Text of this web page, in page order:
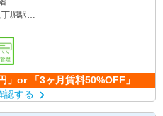
丁堀駅
」or 「3ヶ月賃料50%OFF」
認する